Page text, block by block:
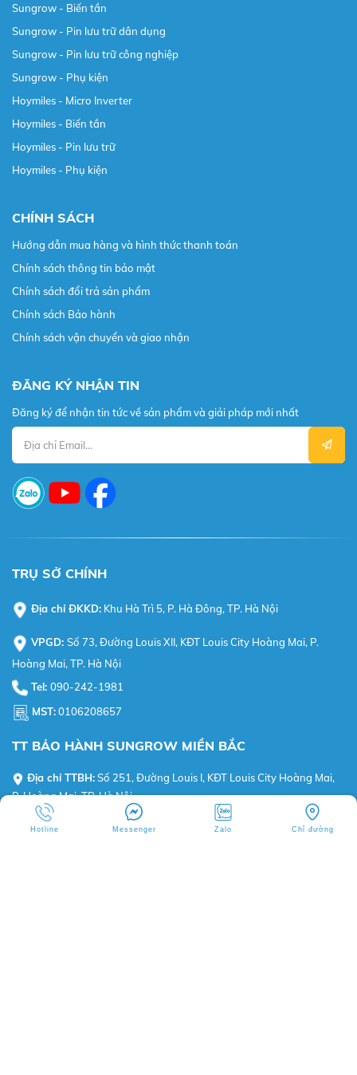
Sungrow - Biến tần
Sungrow - Pin lưu trữ dân dụng
Sungrow - Pin lưu trữ công nghiệp
Sungrow - Phụ kiện
Hoymiles - Micro Inverter
Hoymiles - Biến tần
Hoymiles - Pin lưu trữ
Hoymiles - Phụ kiện
CHÍNH SÁCH
Hướng dẫn mua hàng và hình thức thanh toán
Chính sách thông tin bảo mật
Chính sách đổi trả sản phẩm
Chính sách Bảo hành
Chính sách vận chuyển và giao nhận
ĐĂNG KÝ NHẬN TIN
Đăng ký để nhận tin tức về sản phẩm và giải pháp mới nhất
TRỤ SỞ CHÍNH
Địa chỉ ĐKKD: Khu Hà Trì 5, P. Hà Đông, TP. Hà Nội
VPGD: Số 73, Đường Louis XII, KĐT Louis City Hoàng Mai, P.
Hoàng Mai, TP. Hà Nội
Tel: 090-242-1981
MST:0106208657
TT BẢO HÀNH SUNGROW MIỀN BẮC
Địa chỉ TTBH:Số 251, Đường Louis I, KĐT Louis City Hoàng Mai,
P. Hoàng Mai, TP. Hà Nội
Hotline:
0982-643-667 (Sungrow HelpDesk BKE)
Hotline Messenger Zalo Chỉ đường